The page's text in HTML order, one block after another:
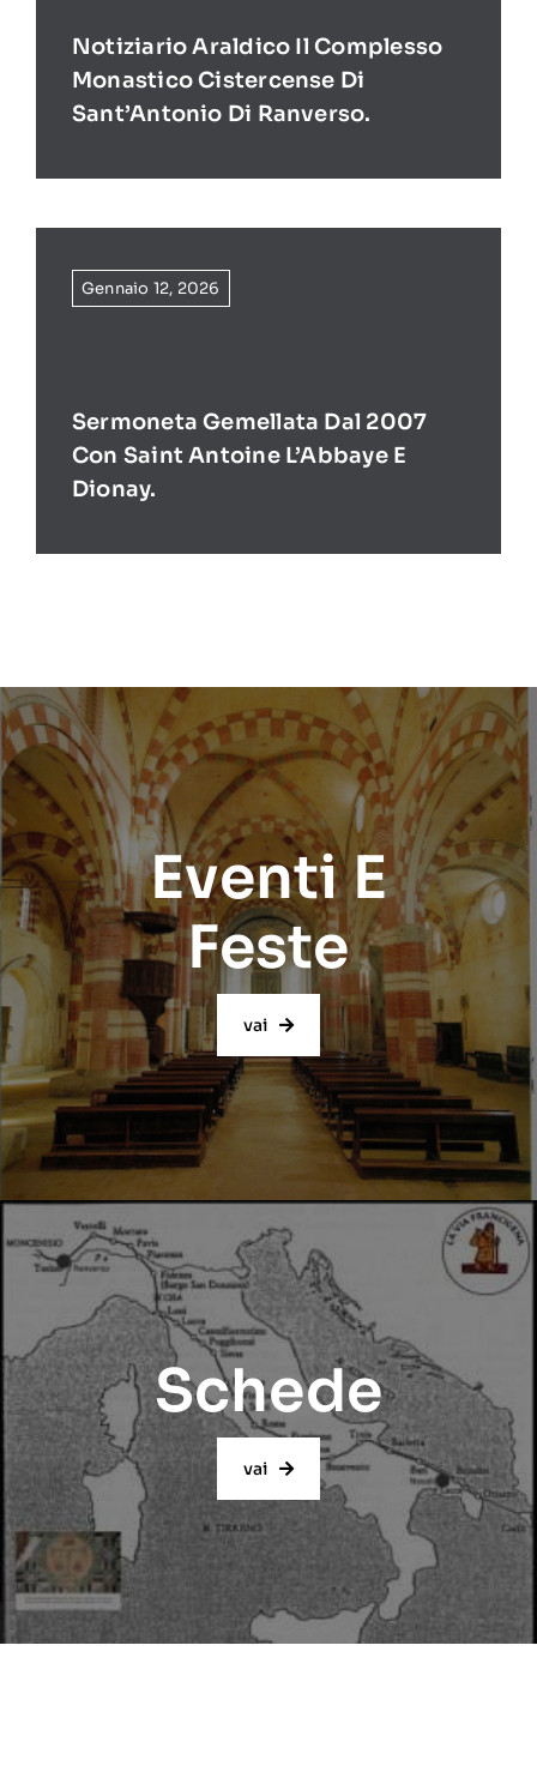
Notiziario Araldico Il Complesso
Monastico Cistercense Di
Sant’Antonio Di Ranverso.
Gennaio 12, 2026
Sermoneta Gemellata Dal 2007
Con Saint Antoine L’Abbaye E
Dionay.
Eventi E
Feste
vai
Schede
vai